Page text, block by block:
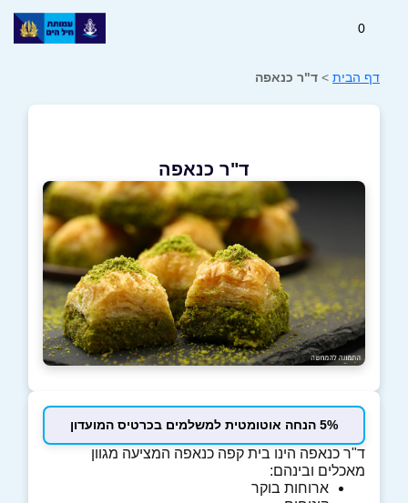
0
דף הבית > ד"ר כנאפה
ד"ר כנאפה
5% הנחה אוטומטית למשלמים בכרטיס המועדון
ד"ר כנאפה הינו בית קפה כנאפה המציעה מגוון
מאכלים ובינהם:
ארוחות בוקר